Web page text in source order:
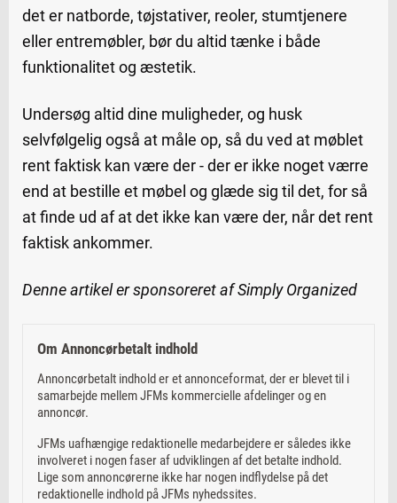
det er natborde, tøjstativer, reoler, stumtjenere
eller entremøbler, bør du altid tænke i både
funktionalitet og æstetik.
Undersøg altid dine muligheder, og husk
selvfølgelig også at måle op, så du ved at møblet
rent faktisk kan være der - der er ikke noget værre
end at bestille et møbel og glæde sig til det, for så
at finde ud af at det ikke kan være der, når det rent
faktisk ankommer.
Denne artikel er sponsoreret af Simply Organized
Om Annoncørbetalt indhold
Annoncørbetalt indhold er et annonceformat, der er blevet til i
samarbejde mellem JFMs kommercielle afdelinger og en
annoncør.
JFMs uafhængige redaktionelle medarbejdere er således ikke
involveret i nogen faser af udviklingen af det betalte indhold.
Lige som annoncørerne ikke har nogen indflydelse på det
redaktionelle indhold på JFMs nyhedssites.